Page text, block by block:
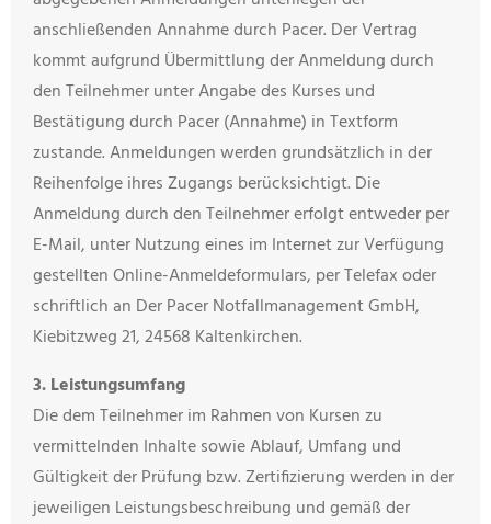
anschließenden Annahme durch Pacer. Der Vertrag
kommt aufgrund Übermittlung der Anmeldung durch
den Teilnehmer unter Angabe des Kurses und
Bestätigung durch Pacer (Annahme) in Textform
zustande. Anmeldungen werden grundsätzlich in der
Reihenfolge ihres Zugangs berücksichtigt. Die
Anmeldung durch den Teilnehmer erfolgt entweder per
E-Mail, unter Nutzung eines im Internet zur Verfügung
gestellten Online-Anmeldeformulars, per Telefax oder
schriftlich an Der Pacer Notfallmanagement GmbH,
Kiebitzweg 21, 24568 Kaltenkirchen.
3. Leistungsumfang
Die dem Teilnehmer im Rahmen von Kursen zu
vermittelnden Inhalte sowie Ablauf, Umfang und
Gültigkeit der Prüfung bzw. Zertifizierung werden in der
jeweiligen Leistungsbeschreibung und gemäß der